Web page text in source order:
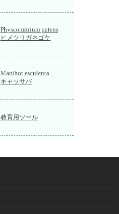
Physcomitrium patens
ヒメツリガネゴケ
Manihot esculenta
キャッサバ
教育用ツール